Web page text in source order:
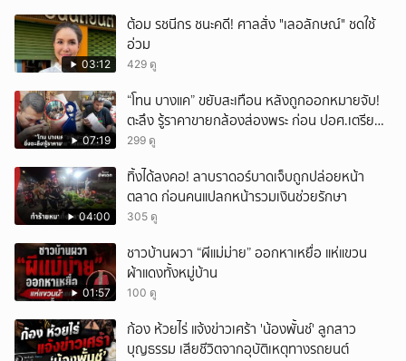
03:12
ต้อม รชนีกร ชนะคดี! ศาลสั่ง "เลอลักษณ์" ชดใช้
อ่วม
429 ดู
07:19
“โทน บางแค” ขยับสะเทือน หลังถูกออกหมายจับ!
ตะลึง รู้ราคาขายกล้องส่องพระ ก่อน ปอศ.เตรียม
บุกรวบ?
299 ดู
04:00
ทิ้งได้ลงคอ! ลาบราดอร์บาดเจ็บถูกปล่อยหน้า
ตลาด ก่อนคนแปลกหน้ารวมเงินช่วยรักษา
305 ดู
01:57
ชาวบ้านผวา “ผีแม่ม่าย” ออกหาเหยื่อ แห่แขวน
ผ้าแดงทั้งหมู่บ้าน
100 ดู
ก้อง ห้วยไร่ แจ้งข่าวเศร้า 'น้องพั้นช์' ลูกสาว
บุญธรรม เสียชีวิตจากอุบัติเหตุทางรถยนต์